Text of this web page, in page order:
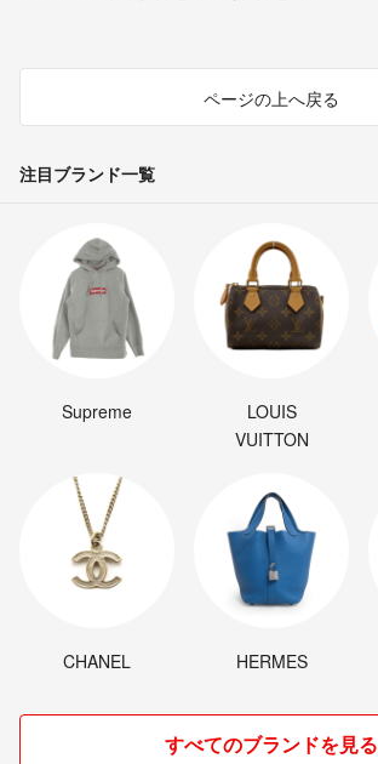
ページの上へ戻る
注目ブランド一覧
Supreme
LOUIS
VUITTON
CHANEL HERMES
すべてのブランドを見る